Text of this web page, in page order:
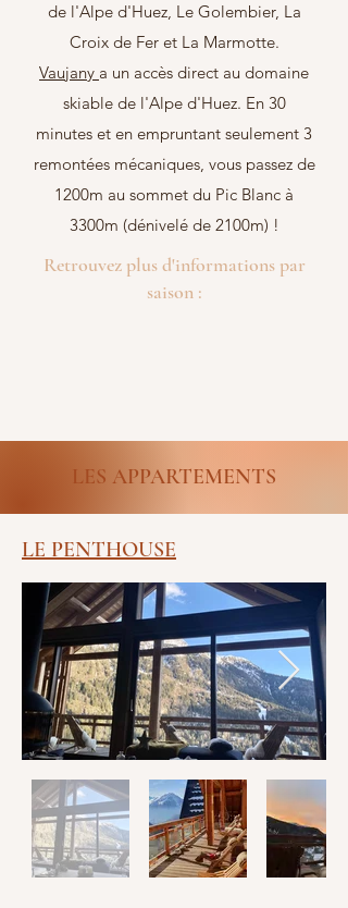
de l'Alpe d'Huez, Le Golembier, La
Croix de Fer et La Marmotte.
Vaujany a un accès direct au domaine
skiable de l'Alpe d'Huez. En 30
minutes et en empruntant seulement 3
remontées mécaniques, vous passez de
1200m au sommet du Pic Blanc à
3300m (dénivelé de 2100m) !
Retrouvez plus d'informations par
saison :
LES APPARTEMENTS
LE PENTHOUSE